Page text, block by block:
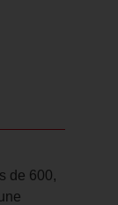
de 600,